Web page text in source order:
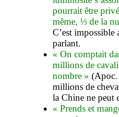
pourrait être
même, ⅓ de la
C’est impossible
parlant.
« On comptait
millions de
nombre »
millions de
la Chine ne peut
« Prends et